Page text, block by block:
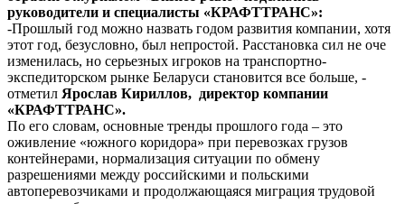
руководители и специалисты «КРАФТТРАНС»:
-Прошлый год можно назвать годом развития компании, хотя
этот год, безусловно, был непростой. Расстановка сил не оче
изменилась, но серьезных игроков на транспортно-
экспедиторском рынке Беларуси становится все больше, -
отметил Ярослав Кириллов, директор компании
«КРАФТТРАНС».
По его словам, основные тренды прошлого года – это
оживление «южного коридора» при перевозках грузов
контейнерами, нормализация ситуации по обмену
разрешениями между российскими и польскими
автоперевозчиками и продолжающаяся миграция трудовой